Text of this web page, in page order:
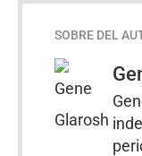
SOBRE DEL